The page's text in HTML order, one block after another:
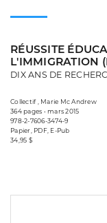
RÉUSSITE
L'IMMIGRATION
DIX ANS DE
Collectif , Marie Mc Andrew
364 pages • mars 2015
978-2-7606-3474-9
Papier, PDF, E-Pub
34,95 $